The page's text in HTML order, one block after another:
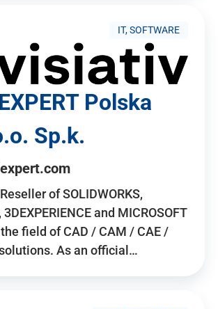
IT, SOFTWARE
Polska
Sp.k.
of SOLIDWORKS,
and MICROSOFT
field of CAD / CAM / CAE /
As an official…